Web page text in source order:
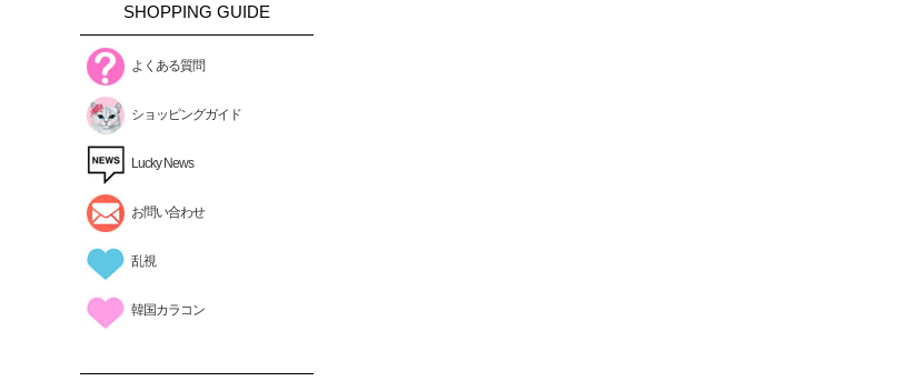
SHOPPING GUIDE
よくある質問
ショッピングガイド
Lucky News
お問い合わせ
乱視
韓国カラコン